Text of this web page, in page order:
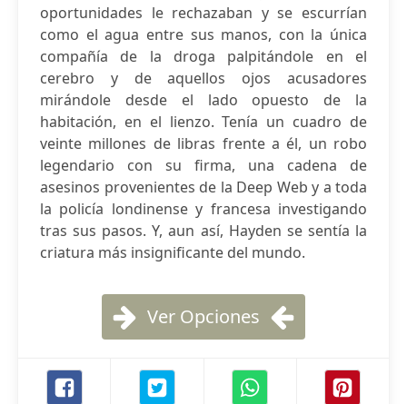
oportunidades le rechazaban y se escurrían
como el agua entre sus manos, con la única
compañía de la droga palpitándole en el
cerebro y de aquellos ojos acusadores
mirándole desde el lado opuesto de la
habitación, en el lienzo. Tenía un cuadro de
veinte millones de libras frente a él, un robo
legendario con su firma, una cadena de
asesinos provenientes de la Deep Web y a toda
la policía londinense y francesa investigando
tras sus pasos. Y, aun así, Hayden se sentía la
criatura más insignificante del mundo.
Ver Opciones